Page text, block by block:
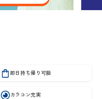
即日持ち帰り可能
カラコン充実